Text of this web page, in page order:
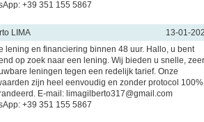
+39 351 155 5867
LIMA
13-01-
lening en financiering binnen 48 uur. Hallo, u bent
op zoek naar een lening. Wij bieden u snelle, zeer
leningen tegen een redelijk tarief. Onze
zijn heel eenvoudig en zonder protocol 100%
E-mail: limagilberto317@gmail.com
+39 351 155 5867